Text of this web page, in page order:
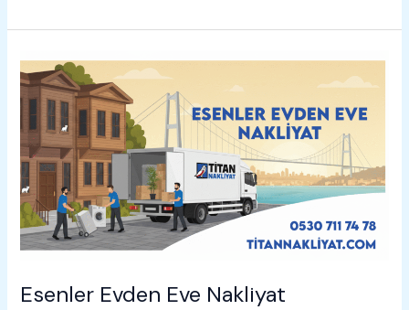
Eve
Esenler Evden Eve Nakliyat